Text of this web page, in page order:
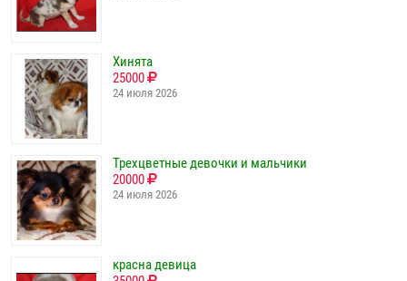
Хинята
25000
24 июля 2026
Трехцветные девочки и мальчики
20000
24 июля 2026
красна девица